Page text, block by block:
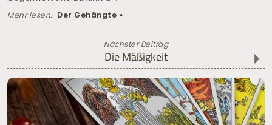
Mehr lesen: Der Gehängte »
Nächster Beitrag
Die Mäßigkeit